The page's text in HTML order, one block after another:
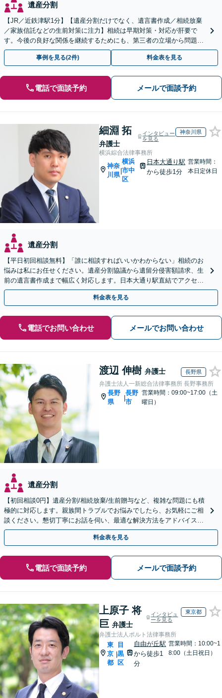
遺産分割
【JR／近鉄津駅1分】【遺産分割だけでなく、遺言書作成／相続放棄
／家族信託などの生前対策に注力】相続は早期対策・対応が肝要で
す。今後の良好な関係を継続するためにも、第三者の立場から問題を
精査し適切な対応策を考えます。お早めにご相談ください。
事例を見る(2件) 料金表を見る
電話で面談予約 メールで面談予約
細淵 拓
弁護士
インタビュー
を見る
神奈川県
横浜綜合法律事務所
神奈
川県
|
横浜
市中
区
日本大通り駅
から徒歩1分
営業時間：
本日定休日
遺産分割
【平日初回相談無料】「誰に相談すればいいかわからない」相続のお
悩みは私にお任せください。遺産分割協議から遺留分侵害額請求、生
前の遺言書作成まで幅広く対応します。日本大通り駅直結でアクセス
良好。まずはご相談を。
料金表を見る
電話でお問い合わせ メールでお問い合わせ
渡辺 伸樹 弁護士 長野県
弁護士法人一新総合法律事務所 長野事務所
長野
県
|
長野
市
営業時間：09:00~17:00（土
曜日）
遺産分割
【初回相談0円】遺産分割/相続放棄/生前贈与など、複雑な問題にも積
極的に対応します。親族間トラブルでお悩みでしたら、お気軽にご相
談ください。懇切丁寧にお話を伺い、最適な解決方法をアドバイスし
ます。【相続は法律のプロにお任せ】
料金表を見る
電話で面談予約 メールで面談予約
上原子 将
巨 弁護士
インタビュ
ーを見る
東京都
弁護士法人ポルト法律事務所
東
京
都
|
目
黒
区
自由が丘駅
から徒歩1
分
営業時間：10:00~1
8:00（土日祝日）